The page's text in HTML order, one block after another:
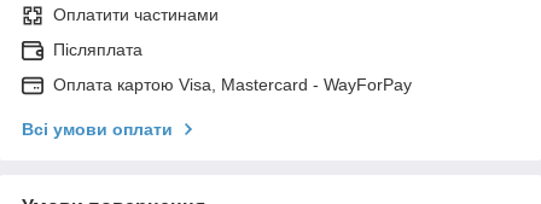
Оплатити частинами
Післяплата
Оплата картою Visa, Mastercard - WayForPay
Всі умови оплати